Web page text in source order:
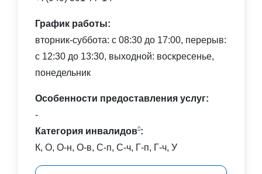
График работы:
вторник-суббота: с 08:30 до 17:00, перерыв:
с 12:30 до 13:30, выходной: воскресенье,
понедельник
Особенности предоставления услуг:
-
Категория инвалидов :
К, О, О-н, О-в, С-п, С-ч, Г-п, Г-ч, У